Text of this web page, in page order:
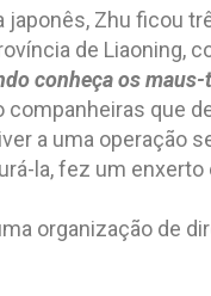
Zhu ficou
de Liaoning,
conheça os
que
a uma operação
la, fez um
organização de